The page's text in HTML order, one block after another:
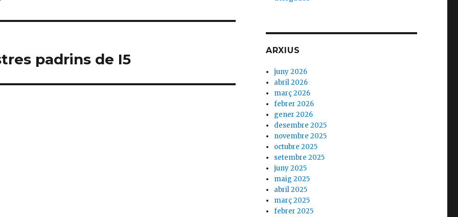
padrins de I5
ARXIUS
juny 2026
abril 2026
març 2026
febrer 2026
gener 2026
desembre 2025
novembre 2025
octubre 2025
setembre 2025
juny 2025
maig 2025
abril 2025
març 2025
febrer 2025